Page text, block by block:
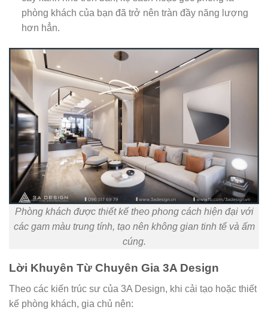
phòng khách của bạn đã trở nên tràn đầy năng lượng
hơn hẳn.
Phòng khách được thiết kế theo phong cách hiện đại với
các gam màu trung tính, tạo nên không gian tinh tế và ấm
cúng.
Lời Khuyên Từ Chuyên Gia 3A Design
Theo các kiến trúc sư của 3A Design, khi cải tạo hoặc thiết
kế phòng khách, gia chủ nên: